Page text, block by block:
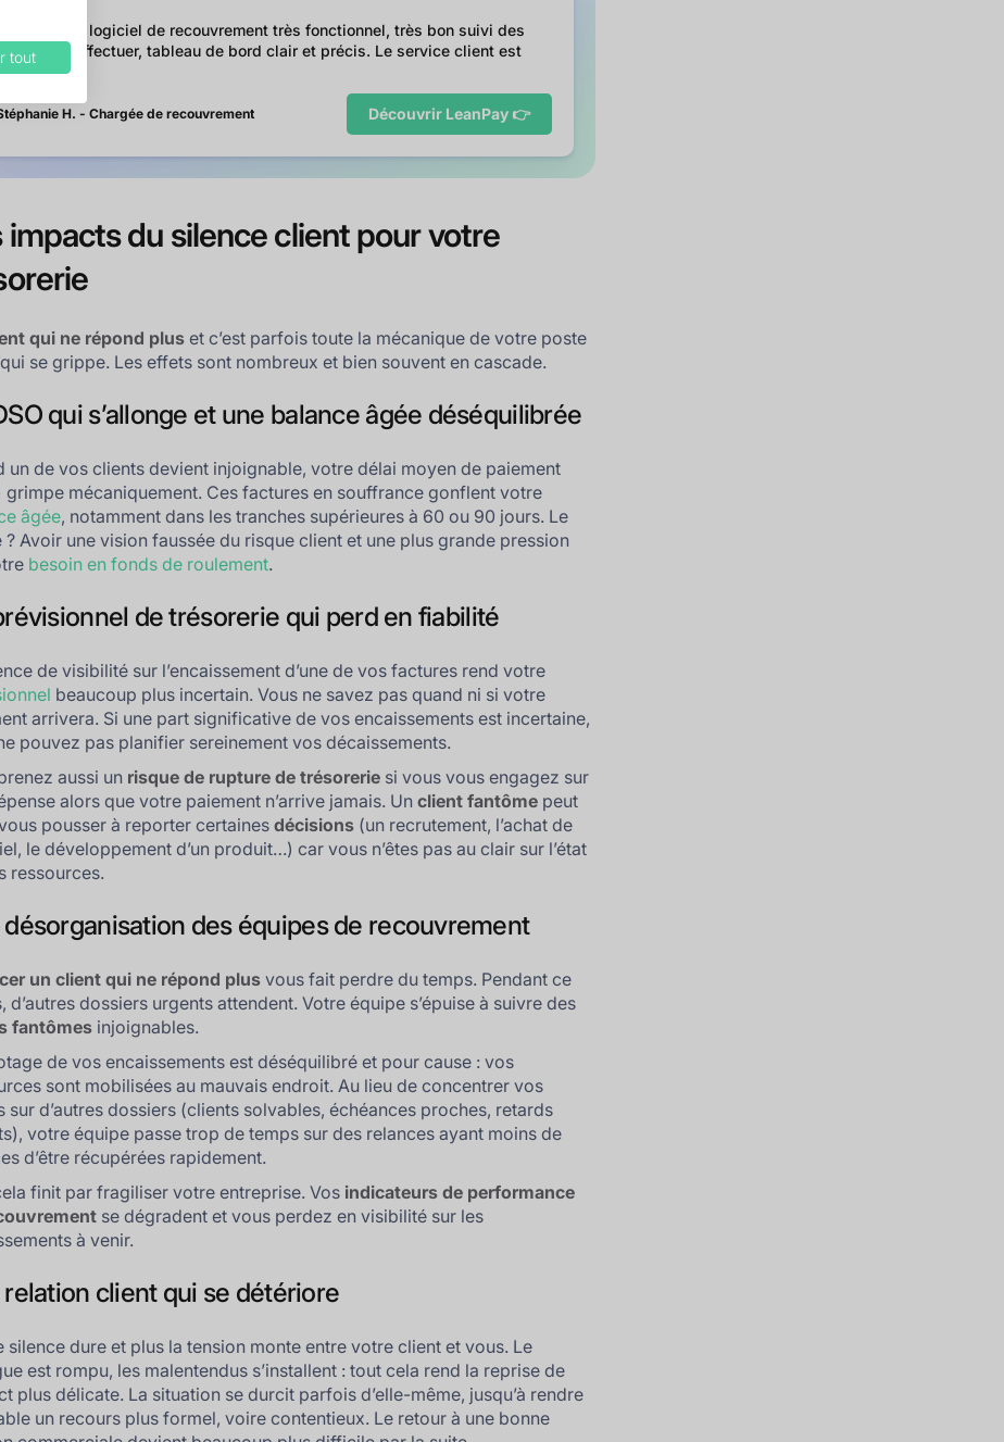
Je trouve ce logiciel de recouvrement très fonctionnel, très bon suivi des
à effectuer, tableau de bord clair et précis. Le service client est
H. - Chargée de recouvrement Découvrir LeanPay 👉
impacts du silence client pour votre
qui ne répond plus et c’est parfois toute la mécanique de votre poste
se grippe. Les effets sont nombreux et bien souvent en cascade.
qui s’allonge et une balance âgée déséquilibrée
un de vos clients devient injoignable, votre délai moyen de paiement
grimpe mécaniquement. Ces factures en souffrance gonflent votre
âgée, notamment dans les tranches supérieures à 60 ou 90 jours. Le
? Avoir une vision faussée du risque client et une plus grande pression
besoin en fonds de roulement.
de trésorerie qui perd en fiabilité
de visibilité sur l’encaissement d’une de vos factures rend votre
beaucoup plus incertain. Vous ne savez pas quand ni si votre
arrivera. Si une part significative de vos encaissements est incertaine,
pouvez pas planifier sereinement vos décaissements.
aussi un risque de rupture de trésorerie si vous vous engagez sur
alors que votre paiement n’arrive jamais. Unclient fantôme peut
pousser à reporter certainesdécisions (un recrutement, l’achat de
le développement d’un produit…) car vous n’êtes pas au clair sur l’état
ressources.
désorganisation des équipes de recouvrement
un client qui ne répond plus vous fait perdre du temps. Pendant ce
d’autres dossiers urgents attendent. Votre équipe s’épuise à suivre des
fantômes injoignables.
de vos encaissements est déséquilibré et pour cause : vos
sont mobilisées au mauvais endroit. Au lieu de concentrer vos
sur d’autres dossiers (clients solvables, échéances proches, retards
votre équipe passe trop de temps sur des relances ayant moins de
d’être récupérées rapidement.
finit par fragiliser votre entreprise. Vos indicateurs de performance
se dégradent et vous perdez en visibilité sur les
à venir.
relation client qui se détériore
silence dure et plus la tension monte entre votre client et vous. Le
est rompu, les malentendus s’installent : tout cela rend la reprise de
plus délicate. La situation se durcit parfois d’elle-même, jusqu’à rendre
un recours plus formel, voire contentieux. Le retour à une bonne
tout